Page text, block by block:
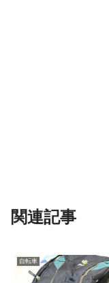
関連記事
自転車